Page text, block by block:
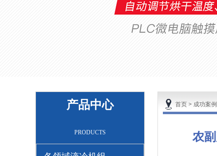
产品中心
PRODUCTS
首页 > 成功案例
农